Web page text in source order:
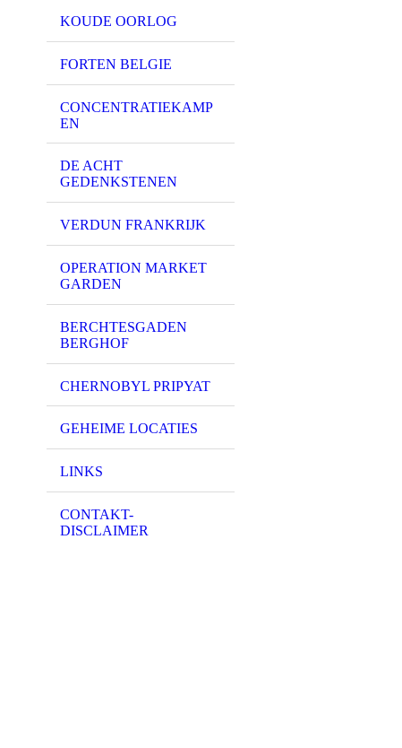
KOUDE OORLOG
FORTEN BELGIE
CONCENTRATIEKAMP
EN
DE ACHT
GEDENKSTENEN
VERDUN FRANKRIJK
OPERATION MARKET
GARDEN
BERCHTESGADEN
BERGHOF
CHERNOBYL PRIPYAT
GEHEIME LOCATIES
LINKS
CONTAKT-
DISCLAIMER